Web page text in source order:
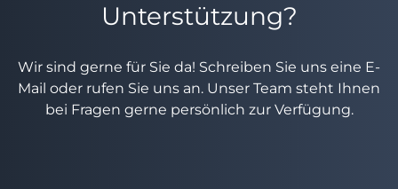
Unterstützung?
Wir sind gerne für Sie da! Schreiben Sie uns eine E-
Mail oder rufen Sie uns an. Unser Team steht Ihnen
bei Fragen gerne persönlich zur Verfügung.